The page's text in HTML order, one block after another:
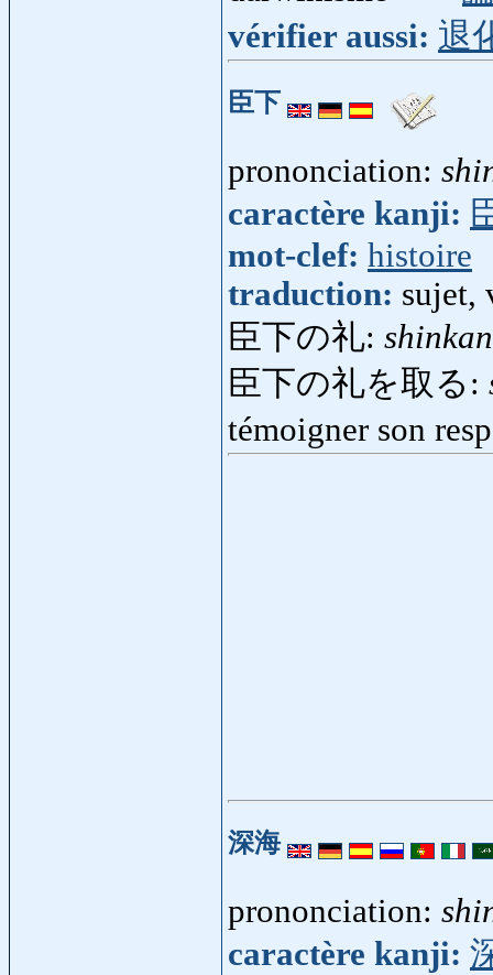
vérifier aussi: 退
臣下
prononciation:
caractère kanji:
mot-clef: histoire
traduction: sujet,
臣下の礼:
臣下の礼を取る:
témoigner son
深海
prononciation:
caractère kanji: